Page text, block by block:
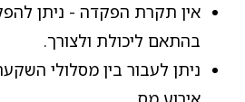
אין תקרת הפקדה - ניתן
בהתאם ליכולת ולצורך.
ניתן לעבור בין מסלולי